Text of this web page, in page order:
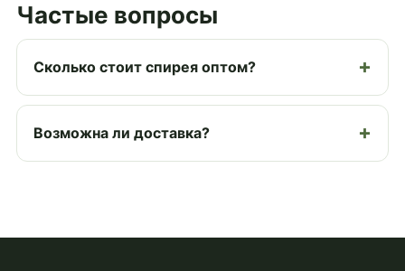
Частые вопросы
Сколько стоит спирея оптом?
Возможна ли доставка?